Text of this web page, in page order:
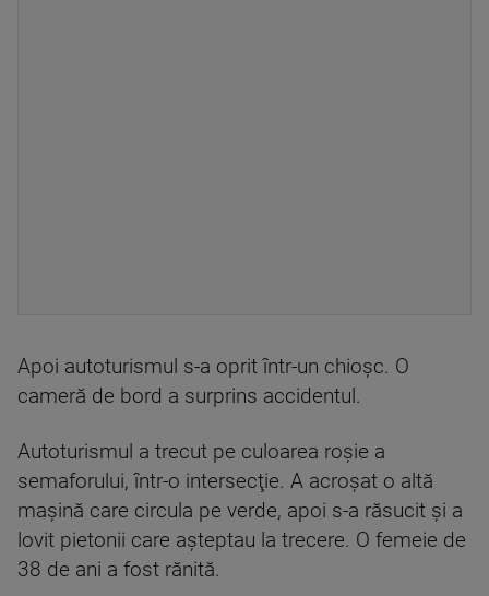
Apoi autoturismul s-a oprit într-un chioşc. O
cameră de bord a surprins accidentul.
Autoturismul a trecut pe culoarea roşie a
semaforului, într-o intersecţie. A acroşat o altă
maşină care circula pe verde, apoi s-a răsucit şi a
lovit pietonii care aşteptau la trecere. O femeie de
38 de ani a fost rănită.